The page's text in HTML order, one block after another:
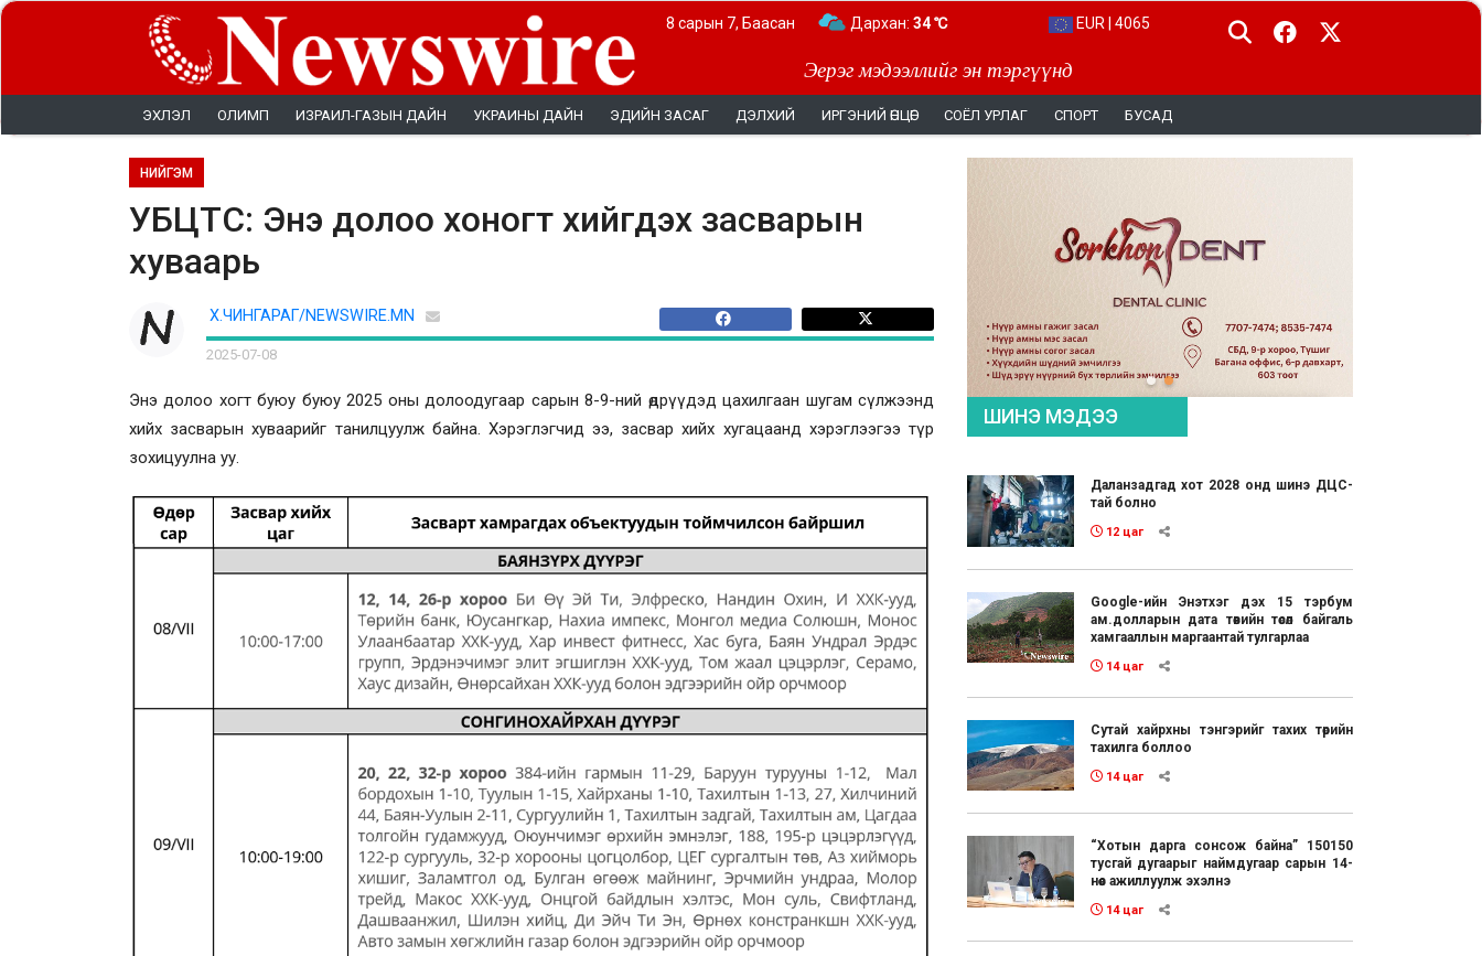
Эерэг мэдээллийг эн тэргүүнд
8 сарын 7, Баасан Дархан: 34 ℃ EUR | 4065
ЭХЛЭЛ ОЛИМП ИЗРАИЛ-ГАЗЫН ДАЙН УКРАИНЫ ДАЙН ЭДИЙН ЗАСАГ ДЭЛХИЙ ИРГЭНИЙ ӨНЦӨГ СОЁЛ УРЛАГ СПОРТ БУСАД
НИЙГЭМ
УБЦТС: Энэ долоо хоногт хийгдэх засварын
хуваарь
Х.ЧИНГАРАГ/NEWSWIRE.MN
2025-07-08
Энэ долоо хогт буюу буюу 2025 оны долоодугаар сарын 8-9-ний өдрүүдэд цахилгаан шугам сүлжээнд
хийх засварын хуваарийг танилцуулж байна. Хэрэглэгчид ээ, засвар хийх хугацаанд хэрэглээгээ түр
зохицуулна уу.
ШИНЭ МЭДЭЭ
Даланзадгад хот 2028 онд шинэ ДЦС-
тай болно
12 цаг
Google-ийн Энэтхэг дэх 15 тэрбум
ам.долларын дата төвийн төсөл байгаль
хамгааллын маргаантай тулгарлаа
14 цаг
Сутай хайрхны тэнгэрийг тахих төрийн
тахилга боллоо
14 цаг
“Хотын дарга сонсож байна” 150150
тусгай дугаарыг наймдугаар сарын 14-
нөөс ажиллуулж эхэлнэ
14 цаг